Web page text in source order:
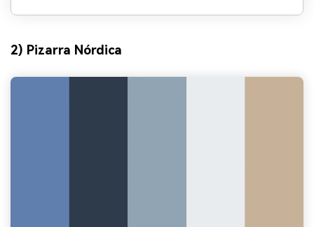
2) Pizarra Nórdica